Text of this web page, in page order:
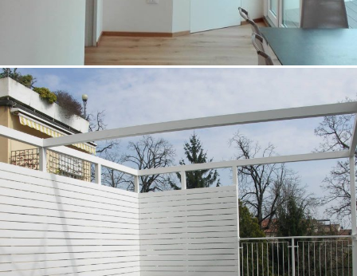
18/10/2022
Appartamento 02 Padova